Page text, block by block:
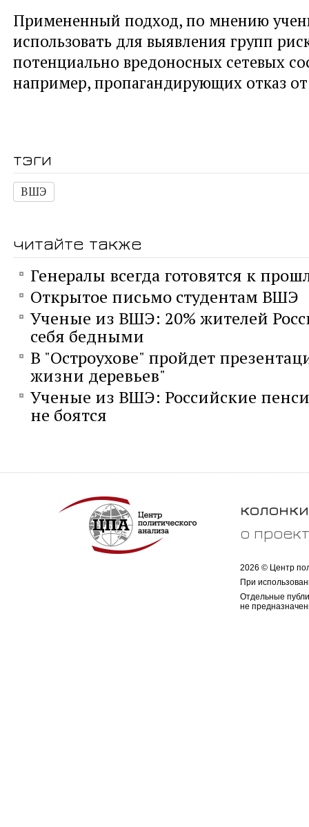
Примененный подход, по мнению
использовать для выявления групп
потенциально вредоносных сетевых
например, пропагандирующих отказ
тэги
ВШЭ
читайте также
Генералы всегда готовятся к
Открытое письмо студентам ВШЭ
Ученые из ВШЭ: 20% жителей
себя бедными
В "Остроухове" пройдет
жизни деревьев"
Ученые из ВШЭ: Российские
не боятся
колонки
о
2026 © Центр
При
Отдельные
не